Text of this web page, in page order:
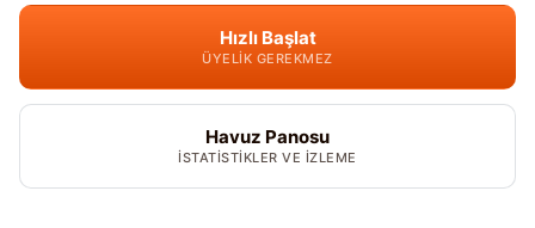
Hızlı Başlat
ÜYELIK GEREKMEZ
Havuz Panosu
İSTATISTIKLER VE IZLEME